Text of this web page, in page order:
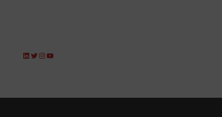
LinkedIn
Twitter
Instagram
YouTube